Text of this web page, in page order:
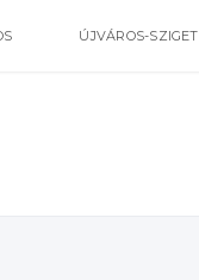
ÚJVÁROS-SZIGET